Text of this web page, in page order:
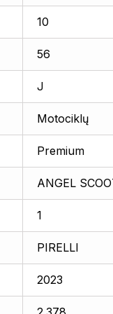
10
56
J
Motociklų
Premium
ANGEL
1
PIRELLI
2023